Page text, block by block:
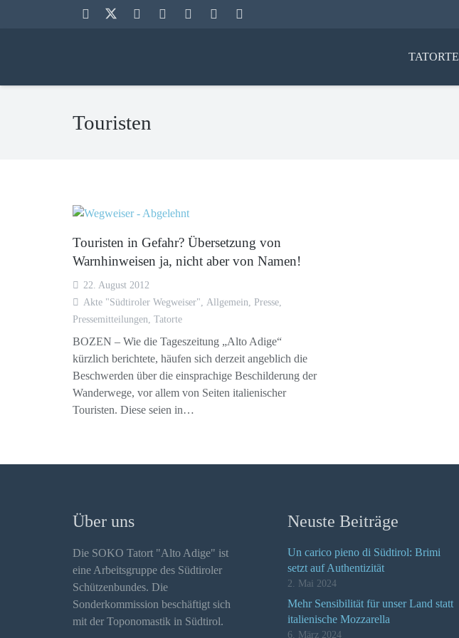
TATORTE
Touristen
Touristen in Gefahr? Übersetzung von
Warnhinweisen ja, nicht aber von Namen!
22. August 2012
Akte "Südtiroler Wegweiser"
Allgemein Presse,
Pressemitteilungen Tatorte
BOZEN – Wie die Tageszeitung „Alto Adige“
kürzlich berichtete, häufen sich derzeit angeblich die
Beschwerden über die einsprachige Beschilderung der
Wanderwege, vor allem von Seiten italienischer
Touristen. Diese seien in…
Über uns
Die SOKO Tatort "Alto Adige" ist
eine Arbeitsgruppe des Südtiroler
Schützenbundes. Die
Sonderkommission beschäftigt sich
mit der Toponomastik in Südtirol.
Neuste Beiträge
Un carico pieno di Südtirol: Brimi
setzt auf Authentizität
2. Mai 2024
Mehr Sensibilität für unser Land statt
italienische Mozzarella
6. März 2024